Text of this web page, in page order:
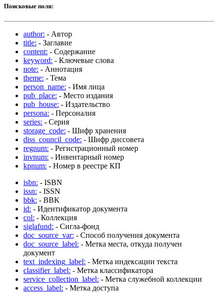
Поисковые поля:
author: - Автор
title: - Заглавие
content: - Содержание
keyword: - Ключевые слова
note: - Аннотация
theme: - Тема
person_name: - Имя лица
pub_place: - Место издания
pub_house: - Издательство
persona: - Персоналия
series: - Серия
storage_code: - Шифр хранения
diss_council_code: - Шифр диссовета
regnum: - Регистрационный номер
invnum: - Инвентарный номер
kpnum: - Номер в реестре КП
isbn: - ISBN
issn: - ISSN
bbk: - BBK
id: - Идентификатор документа
col: - Коллекция
siglafund: - Сигла-фонд
doc_source_var: - Способ получения документа
doc_source_label: - Метка места, откуда получен
документ
text_indexing_label: - Метка индексации текста
classifier_label: - Метка классификатора
service_collection_label: - Метка служебной коллекции
access_label: - Метка доступа